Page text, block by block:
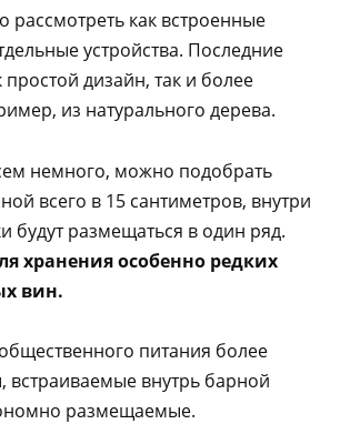
как встроенные
устройства. Последние
простой дизайн, так и более
из натурального дерева.
немного, можно подобрать
всего в 15 сантиметров, внутри
будут размещаться в один ряд.
хранения особенно редких
вин.
питания более
внутрь барной
размещаемые.